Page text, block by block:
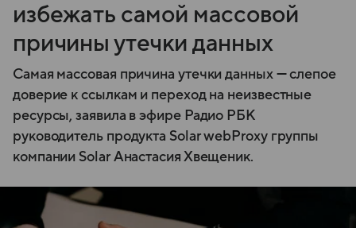
избежать самой массовой
причины утечки данных
Самая массовая причина утечки данных — слепое
доверие к ссылкам и переход на неизвестные
ресурсы, заявила в эфире Радио РБК
руководитель продукта Solar webProxy группы
компании Solar Анастасия Хвещеник.